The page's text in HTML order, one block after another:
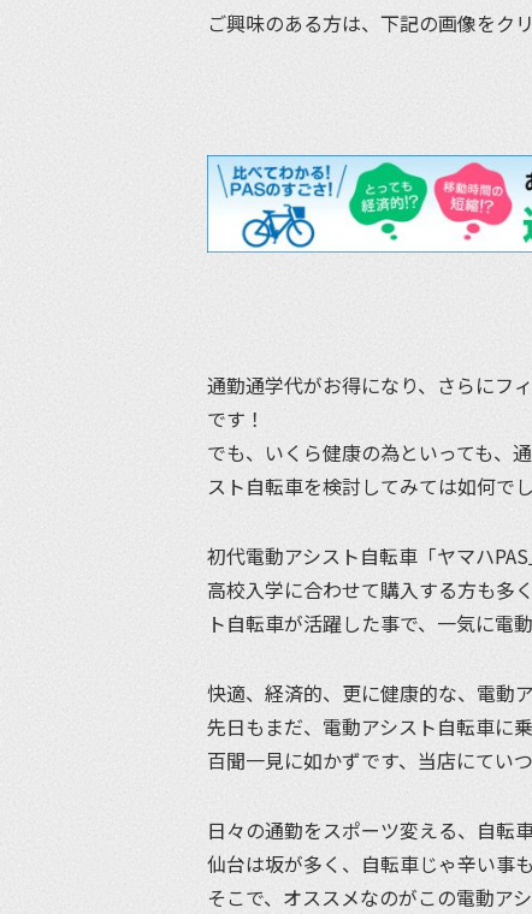
ご興味のある方は、下記の画像をク
通勤通学代がお得になり、さらにフ
です！
でも、いくら健康の為といっても、
スト自転車を検討してみては如何で
初代電動アシスト自転車「ヤマハ
高校入学に合わせて購入する方も多
ト自転車が活躍した事で、一気に電
快適、経済的、更に健康的な、電動
先日もまだ、電動アシスト自転車に
百聞一見に如かずです、当店にてい
日々の通勤をスポーツ変える、自転車
仙台は坂が多く、自転車じゃ辛い事も
そこで、オススメなのがこの電動アシ